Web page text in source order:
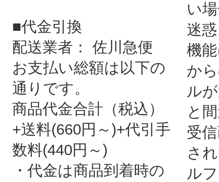
■代金引換
配送業者： 佐川急便
お支払い総額は以下の
通りです。
商品代金合計（税込）
+送料(660円～)+代引手
数料(440円～)
・代金は商品到着時の
い
迷
機
か
ル
と
受
さ
ル